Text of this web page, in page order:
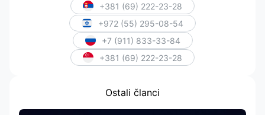
Ostali članci
+381 (69) 222-23-28
+972 (55) 295-08-54
+7 (911) 833-33-84
+381 (69) 222-23-28